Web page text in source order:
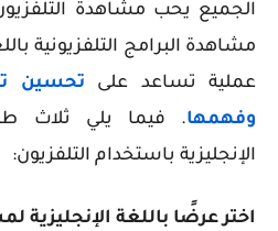
الجميع يحب مشاهدة
مشاهدة البرامج التلفزيونية
عملية تساعد على تحسين
وفهمها. فيما يلي ثلاث
الإنجليزية باستخدام التلفزيون:
اختر عرضًا باللغة الإنجليزية